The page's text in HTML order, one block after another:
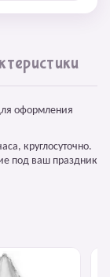
оформления
круглосуточно.
под ваш праздник